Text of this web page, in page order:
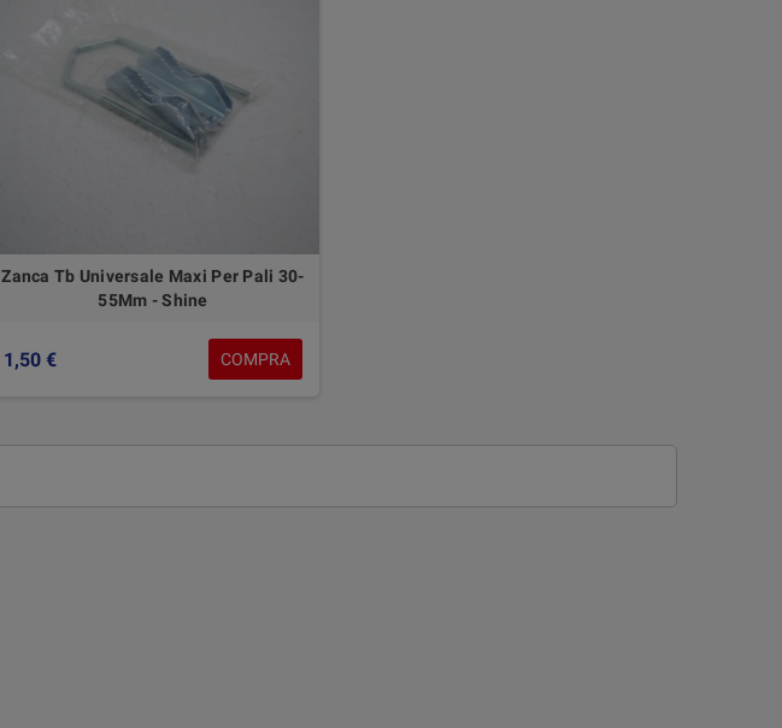
Zanca Tb Universale Maxi Per Pali 30-
55Mm - Shine
1,50 € COMPRA